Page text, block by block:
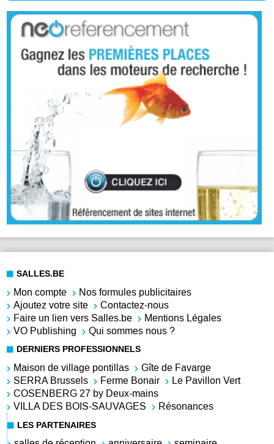
SALLES.BE
Mon compte
Nos formules publicitaires
Ajoutez votre site
Contactez-nous
Faire un lien vers Salles.be
Mentions Légales
VO Publishing
Qui sommes nous ?
DERNIERS PROFESSIONNELS
Maison de village pontillas
Gîte de Favarge
SERRA Brussels
Ferme Bonair
Le Pavillon Vert
COSENBERG 27 by Deux-mains
VILLA DES BOIS-SAUVAGES
Résonances
LES PARTENAIRES